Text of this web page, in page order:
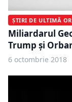
ȘTIRI DE ULTIMĂ
Miliardarul
Trump și
6 octombrie 2018